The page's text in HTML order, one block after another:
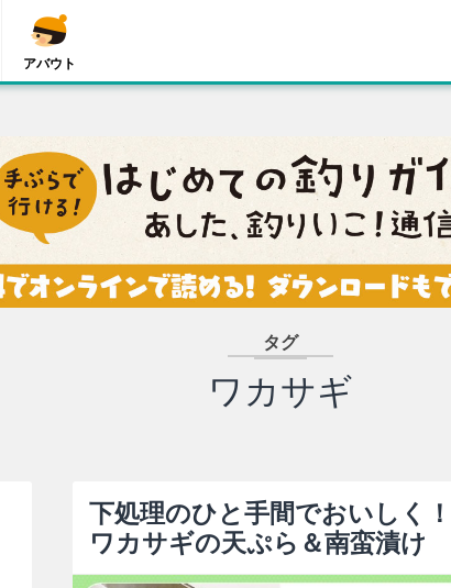
アバウト
タグ
ワカサギ
下処理のひと手間でおいしく！
ワカサギの天ぷら＆南蛮漬け